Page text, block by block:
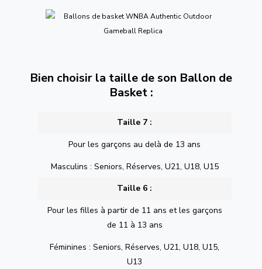
Bien choisir la taille de son Ballon de
Basket :
Taille 7 :
Pour les garçons au delà de 13 ans
Masculins : Seniors, Réserves, U21, U18, U15
Taille 6 :
Pour les filles à partir de 11 ans et les garçons
de 11 à 13 ans
Féminines : Seniors, Réserves, U21, U18, U15,
U13